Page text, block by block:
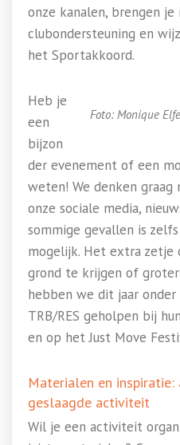
onze kanalen, brengen
clubondersteuning en
het Sportakkoord.
Foto: Monique
Heb je
een
bijzon
der evenement of een
weten! We denken
onze sociale media,
sommige gevallen is
mogelijk. Het extra zetje
grond te krijgen of groter
hebben we dit jaar onder
TRB/RES geholpen bij
en op het Just Move
Materialen en
geslaagde activiteit
Wil je een activiteit